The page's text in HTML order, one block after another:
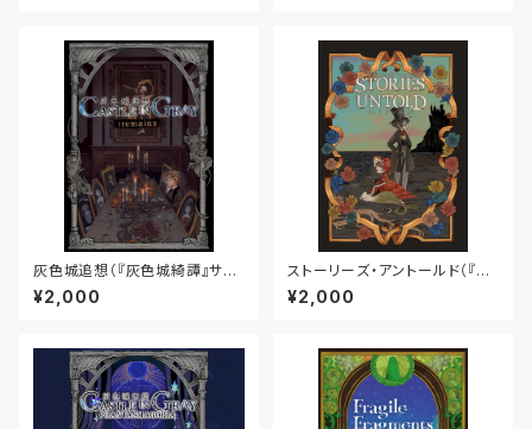
灰色城追想（『灰色城綺譚』サプ
リメント）
¥2,000
ストーリーズ・アントールド（『カ
ムズ 秋のたそがれの国』サプリ
メント）
¥2,000